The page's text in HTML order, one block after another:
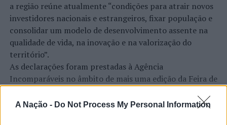
A Nação - Do Not Process My Personal Information
a região reúne atualmente “condições para atrair novos
investidores nacionais e estrangeiros, fixar população e
consolidar um modelo de desenvolvimento assente na
qualidade de vida, na inovação e na valorização do
território”.
As declarações foram prestadas à Agência
Incomparáveis no âmbito de mais uma edição da Feira de
na Covilhã, sendo considerada um dos mais antigos